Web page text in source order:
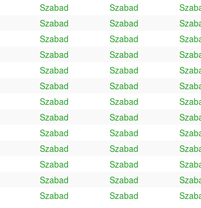
Szabad Szabad
Szabad Szabad
Szabad Szabad
Szabad Szabad
Szabad Szabad
Szabad Szabad
Szabad Szabad
Szabad Szabad
Szabad Szabad
Szabad Szabad
Szabad Szabad
Szabad Szabad
Szabad Szabad